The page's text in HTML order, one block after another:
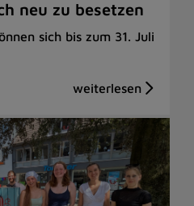
neu zu besetzen
sich bis zum 31. Juli